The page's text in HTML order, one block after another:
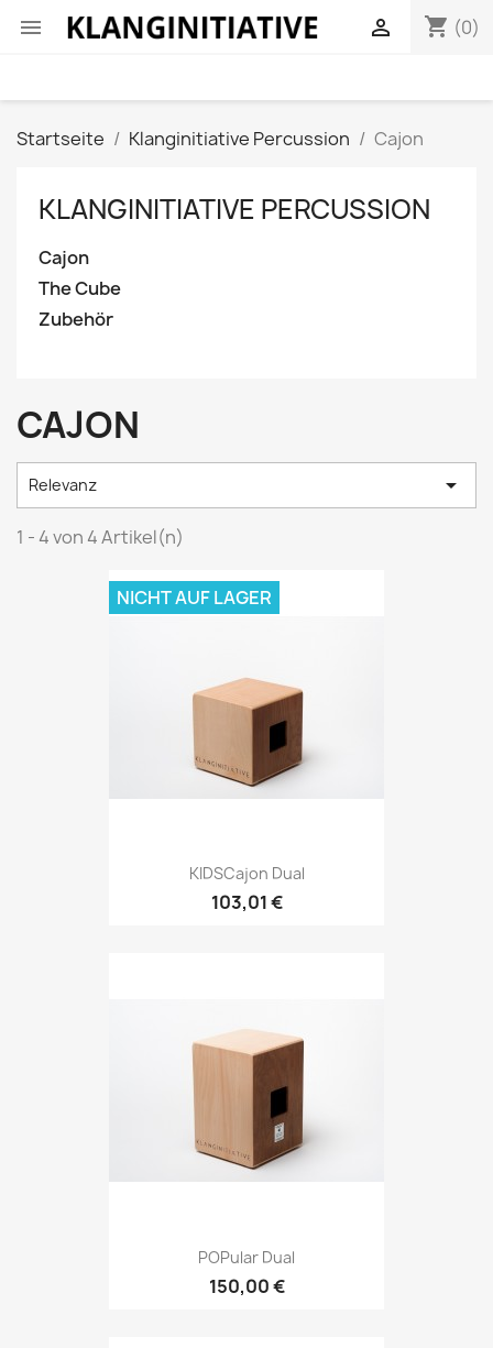
 shopping_cart (0)

Startseite Klanginitiative Percussion Cajon
KLANGINITIATIVE PERCUSSION
Cajon
The Cube
Zubehör
CAJON
Relevanz 
1 - 4 von 4 Artikel(n)
KIDSCajon Dual
103,01 €
NICHT AUF LAGER
POPular Dual
150,00 €